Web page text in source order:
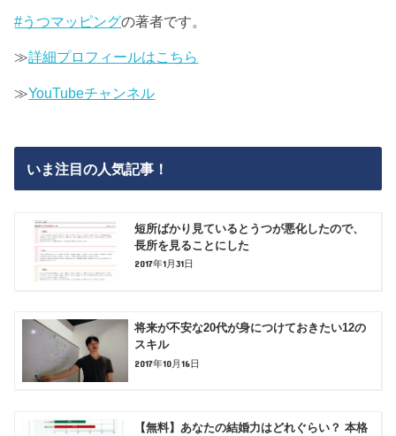
#うつマッピングの著者です。
≫詳細プロフィールはこちら
≫YouTubeチャンネル
いま注目の人気記事！
短所ばかり見ているとうつが悪化したので、
長所を見ることにした
2017年1月31日
将来が不安な20代が身につけておきたい12の
スキル
2017年10月16日
【無料】あなたの結婚力はどれぐらい？ 本格